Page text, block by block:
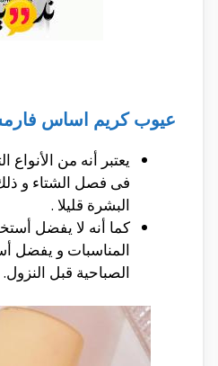
عيوب كريم اساس
يعتبر أنه من
فى فصل الشتاء و
البشرة قليلا .
كما أنه لا يفضل
المناسبات و يفضل
الصباحية قبل النزول.